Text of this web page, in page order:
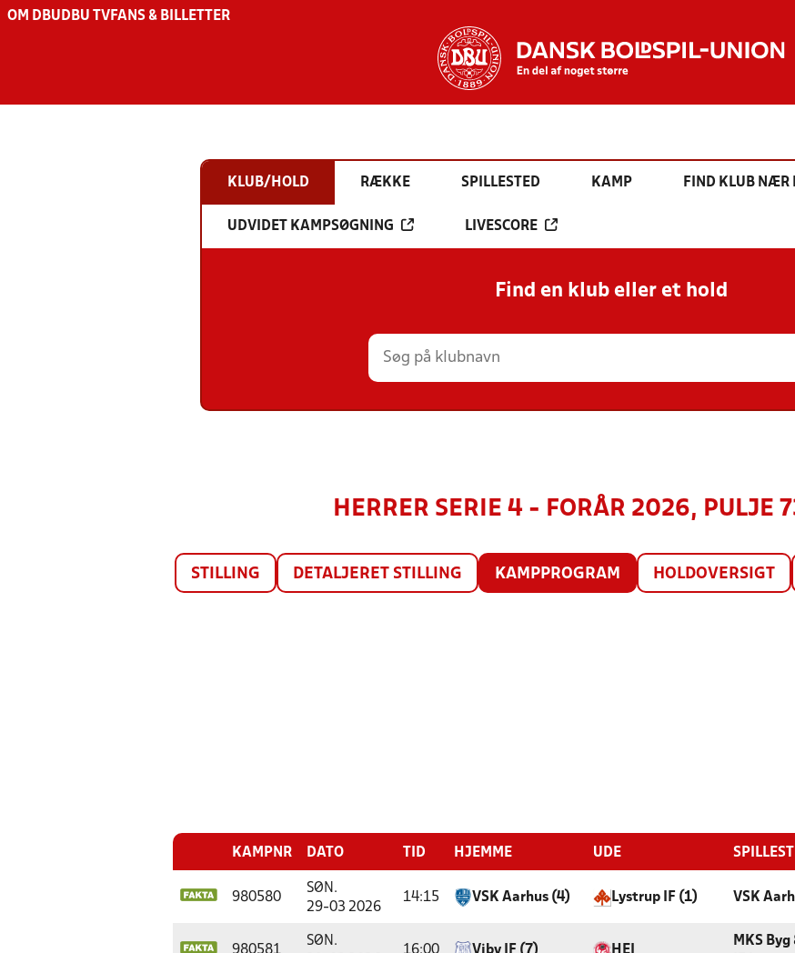
OM DBU DBU TV FANS & BILLETTER
KLUB/HOLD RÆKKE SPILLESTED KAMP FIND KLUB NÆR
UDVIDET KAMPSØGNING LIVESCORE
Find en klub eller et hold
HERRER SERIE 4 - FORÅR 2026, PULJE
STILLING DETALJERET STILLING KAMPPROGRAM HOLDOVERSIGT
KAMPNR DATO TID HJEMME UDE
980580
SØN.
29-03 2026
14:15 VSK Aarhus (4) Lystrup IF (1) VSK
980581
SØN.
16:00 Viby IF (7) HEI
MKS